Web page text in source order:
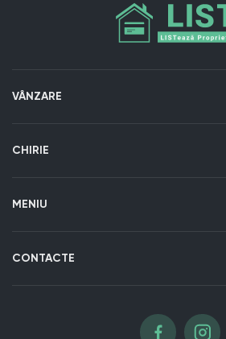
VÂNZARE
CHIRIE
MENIU
CONTACTE